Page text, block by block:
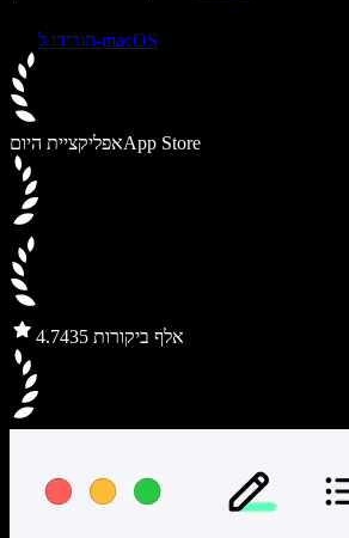
הורידו ל-macOS
אפליקציית היוםApp Store
4.7 435 אלף ביקורות